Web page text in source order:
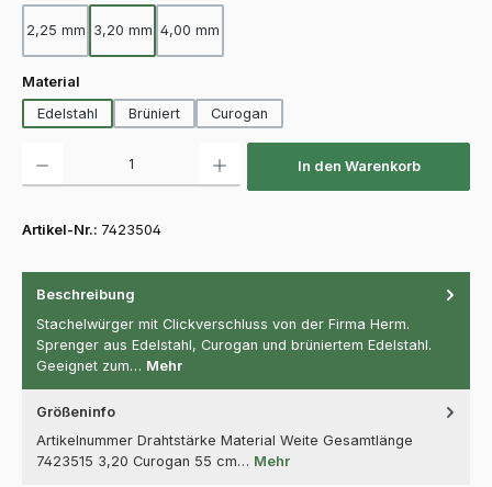
2,25 mm 3,20 mm 4,00 mm
Material
Edelstahl
Brüniert Curogan
In den Warenkorb
Artikel-Nr.: 7423504
Beschreibung
Stachelwürger mit Clickverschluss von der Firma Herm.
Sprenger aus Edelstahl, Curogan und brüniertem Edelstahl.
Geeignet zum… Mehr
Größeninfo
Artikelnummer Drahtstärke Material Weite Gesamtlänge
7423515 3,20 Curogan 55 cm… Mehr